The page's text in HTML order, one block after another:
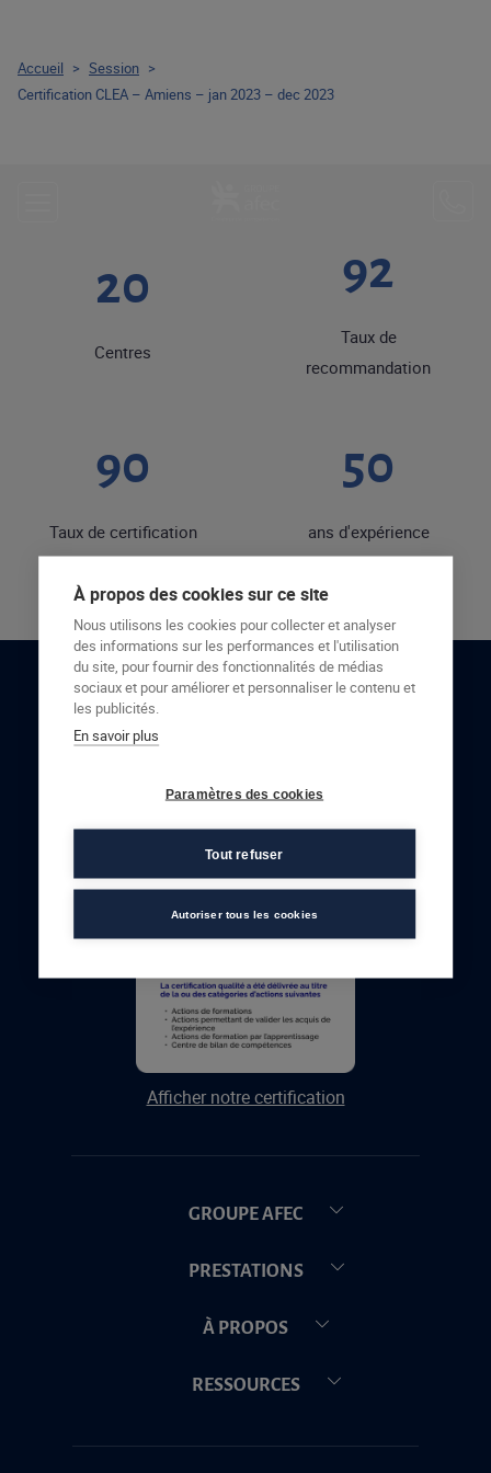
20
Centres
92
Taux de
recommandation
90
Taux de certification
50
ans d'expérience
RESTONS EN CONTACT
Afficher notre certification
GROUPE AFEC
PRESTATIONS
À PROPOS
RESSOURCES
Accueil > Session >
Certification CLEA – Amiens – jan 2023 – dec 2023
À propos des cookies sur ce site
Nous utilisons les cookies pour collecter et analyser
des informations sur les performances et l'utilisation
du site, pour fournir des fonctionnalités de médias
sociaux et pour améliorer et personnaliser le contenu et
les publicités.
En savoir plus
Paramètres des cookies
Tout refuser
Autoriser tous les cookies